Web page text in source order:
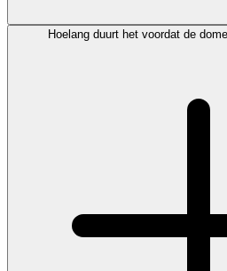
Hoelang duurt het voordat de